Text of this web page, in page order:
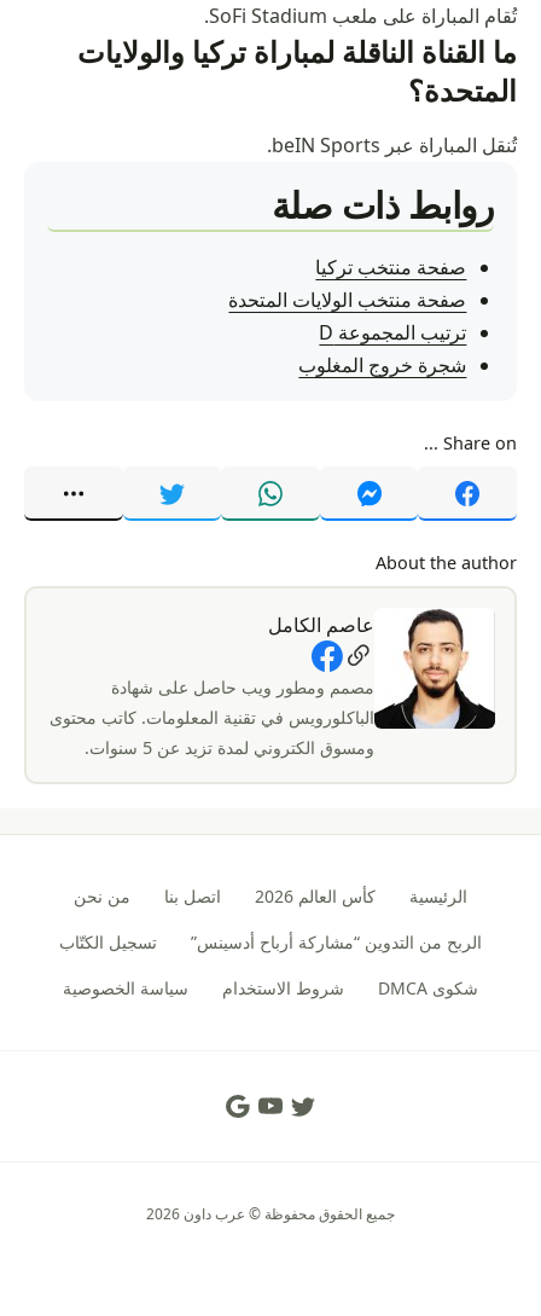
تُقام المباراة على ملعب SoFi Stadium.
ما القناة الناقلة لمباراة تركيا والولايات
المتحدة؟
تُنقل المباراة عبر beIN Sports.
روابط ذات صلة
صفحة منتخب تركيا
صفحة منتخب الولايات المتحدة
ترتيب المجموعة D
شجرة خروج المغلوب
Share on ...
About the author
عاصم الكامل
Social Links
مصمم ومطور ويب حاصل على شهادة
الباكلورويس في تقنية المعلومات. كاتب محتوى
ومسوق الكتروني لمدة تزيد عن 5 سنوات.
الرئيسية كأس العالم 2026 اتصل بنا
من نحن
الربح من التدوين “مشاركة أرباح أدسينس”
تسجيل الكتّاب
شكوى DMCA
شروط الاستخدام سياسة الخصوصية
Social Links
جميع الحقوق محفوظة © عرب داون 2026